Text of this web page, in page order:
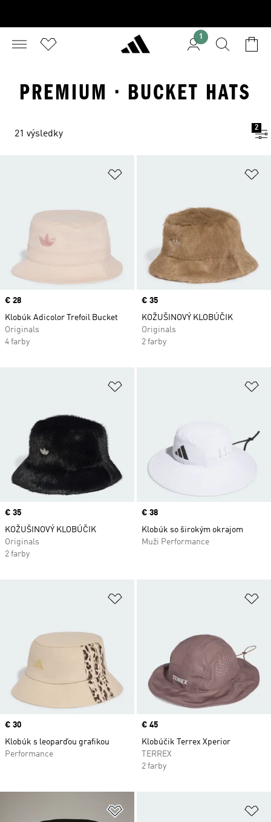
1
PREMIUM · BUCKET HATS
21 výsledky
2
Pridať do zoznamu želaných
Price
€ 28
Klobúk Adicolor Trefoil Bucket
Originals
4 farby
Price
€ 35
KOŽUŠINOVÝ KLOBÚČIK
Originals
2 farby
Pridať do zoznamu želaných
Price
€ 35
KOŽUŠINOVÝ KLOBÚČIK
Originals
2 farby
Price
€ 38
Klobúk so širokým okrajom
Muži Performance
Pridať do zoznamu želaných
Price
€ 30
Klobúk s leoparďou grafikou
Performance
Price
€ 45
Klobúčik Terrex Xperior
TERREX
2 farby
Pridať do zoznamu želaných